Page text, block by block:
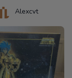
Alexcvt